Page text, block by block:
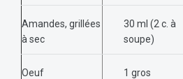
Amandes, grillées
à sec
30 ml (2 c. à
soupe)
Oeuf 1 gros